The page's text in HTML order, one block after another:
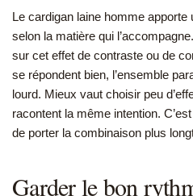
Le cardigan laine homme
selon la matière qui
sur cet effet de contraste ou de
se répondent bien, l’ensemble
lourd. Mieux vaut choisir peu
racontent la même intention.
de porter la combinaison plus
Garder le bon